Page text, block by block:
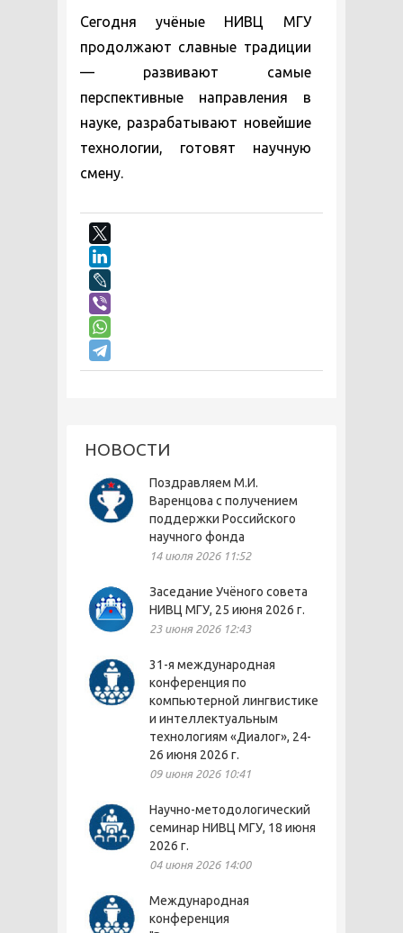
Сегодня учёные НИВЦ МГУ
продолжают славные традиции
— развивают самые
перспективные направления в
науке, разрабатывают новейшие
технологии, готовят научную
смену.
НОВОСТИ
Поздравляем М.И.
Варенцова с получением
поддержки Российского
научного фонда
14 июля 2026 11:52
Заседание Учёного совета
НИВЦ МГУ, 25 июня 2026 г.
23 июня 2026 12:43
31-я международная
конференция по
компьютерной лингвистике
и интеллектуальным
технологиям «Диалог», 24-
26 июня 2026 г.
09 июня 2026 10:41
Научно-методологический
семинар НИВЦ МГУ, 18 июня
2026 г.
04 июня 2026 14:00
Международная
конференция